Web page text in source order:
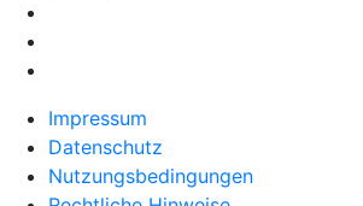
Impressum
Datenschutz
Nutzungsbedingungen